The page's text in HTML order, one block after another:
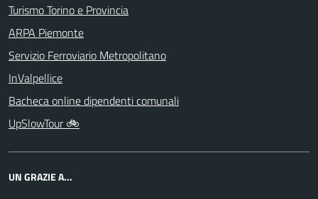
Turismo Torino e Provincia
ARPA Piemonte
Servizio Ferroviario Metropolitano
InValpellice
Bacheca online dipendenti comunali
UpSlowTour 🚲
UN GRAZIE A...